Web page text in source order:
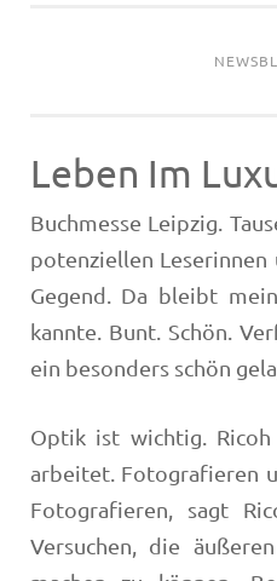
Leben Im
Buchmesse Leipzig.
potenziellen
Gegend. Da bleibt
kannte. Bunt. Schön.
ein besonders schön
Optik ist wichtig.
arbeitet. Fotografieren
Fotografieren, sagt
Versuchen, die